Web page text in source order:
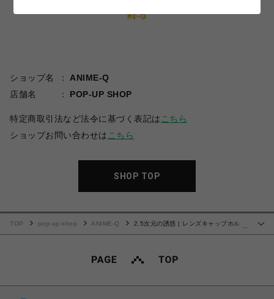
ショップ名
ANIME-Q
店舗名
POP-UP SHOP
特定商取引法など法令に基づく表記は こちら
ショップお問い合わせは こちら
SHOP TOP
TOP pop-up-shop ANIME-Q
2.5次元の誘惑 | レンズキャップホルダ